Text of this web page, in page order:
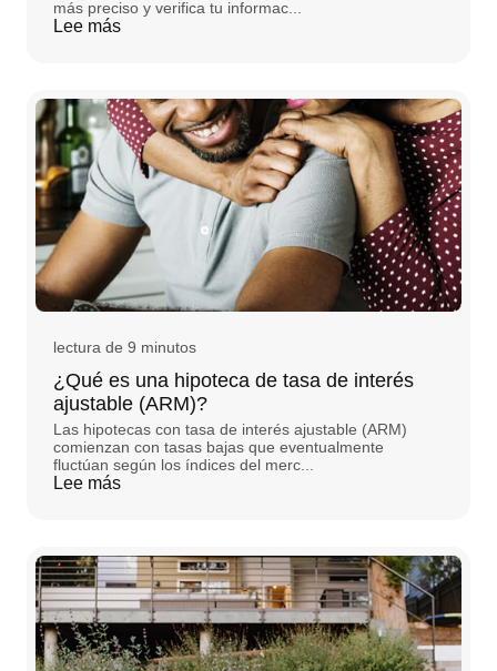
más preciso y verifica tu informac...
Lee más
lectura de 9 minutos
¿Qué es una hipoteca de tasa de interés
ajustable (ARM)?
Las hipotecas con tasa de interés ajustable (ARM)
comienzan con tasas bajas que eventualmente
fluctúan según los índices del merc...
Lee más